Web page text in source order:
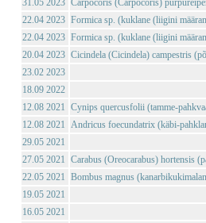
31.05 2023 Carpocoris (Carpocoris)
22.04 2023 Formica sp. (kuklane (liigini
22.04 2023 Formica sp. (kuklane (liigini
20.04 2023 Cicindela (Cicindela) campestris
23.02 2023
18.09 2022
12.08 2021 Cynips quercusfolii (tamme-
12.08 2021 Andricus foecundatrix (käbi-
29.05 2021
27.05 2021 Carabus (Oreocarabus) hortensis
22.05 2021 Bombus magnus
19.05 2021
16.05 2021